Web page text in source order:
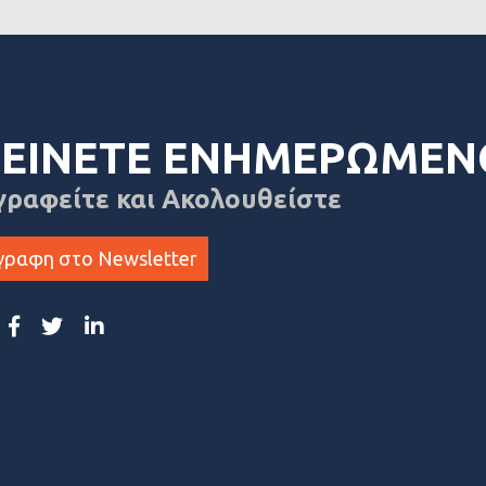
και Ακολουθείστε
στο Newsletter